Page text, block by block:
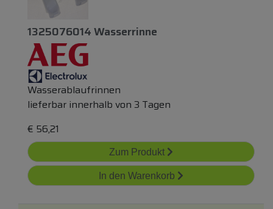
1325076014 Wasserrinne
Wasserablaufrinnen
lieferbar innerhalb von 3 Tagen
€ 56,21
Zum Produkt
In den Warenkorb